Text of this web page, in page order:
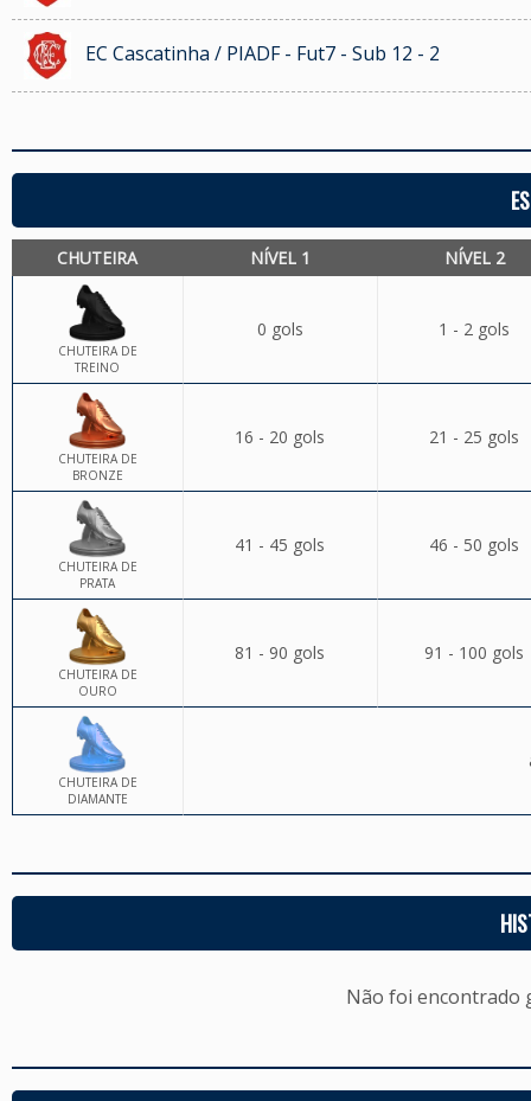
EC Cascatinha / PIADF - Fut7 - Sub 12 - 2
CHUTEIRA NÍVEL 1 NÍVEL 2
CHUTEIRA DE
TREINO
0 gols 1 - 2 gols
CHUTEIRA DE
BRONZE
16 - 20 gols 21 - 25 gols
CHUTEIRA DE
PRATA
41 - 45 gols 46 - 50 gols
CHUTEIRA DE
OURO
81 - 90 gols 91 - 100 gols
CHUTEIRA DE
DIAMANTE
Não foi encontrado